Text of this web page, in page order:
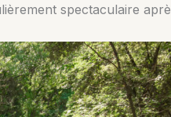
spectaculaire